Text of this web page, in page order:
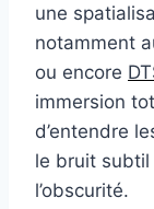
une
notamment
ou encore
immersion
d’entendre
le bruit subtil
l’obscurité.